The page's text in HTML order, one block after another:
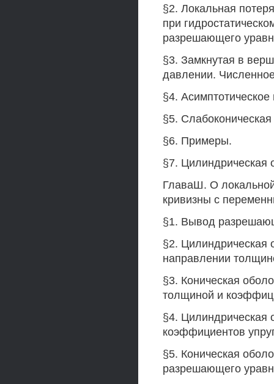
§2. Локальная
при
разрешающего
§3. Замкнутая в
давлении.
§4.
§5.
§6. Примеры.
§7. Цилиндрическая
ГлаваШ. О
кривизны с
§1. Вывод
§2. Цилиндрическая
направлении
§3. Коническая
толщиной и
§4. Цилиндрическая
коэффициентов
§5. Коническая
разрешающего